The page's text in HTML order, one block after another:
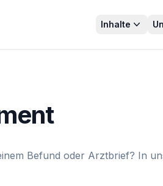
Inhalte
Befund oder Arztbrief? In